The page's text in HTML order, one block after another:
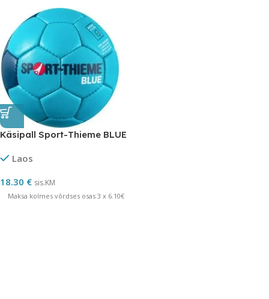
Käsipall Sport-Thieme BLUE
Laos
18.30 € sis.KM
Maksa kolmes võrdses osas 3 x 6.10€